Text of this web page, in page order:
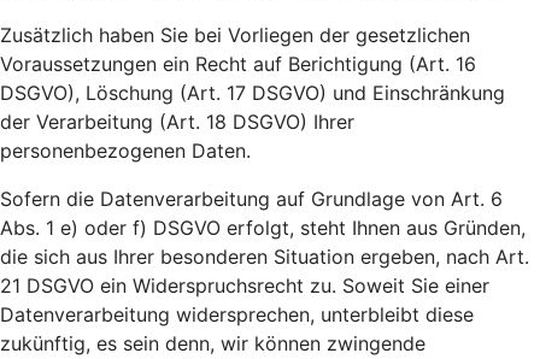
Zusätzlich haben Sie bei Vorliegen der gesetzlichen
Voraussetzungen ein Recht auf Berichtigung (Art. 16
DSGVO), Löschung (Art. 17 DSGVO) und Einschränkung
der Verarbeitung (Art. 18 DSGVO) Ihrer
personenbezogenen Daten.
Sofern die Datenverarbeitung auf Grundlage von Art. 6
Abs. 1 e) oder f) DSGVO erfolgt, steht Ihnen aus Gründen,
die sich aus Ihrer besonderen Situation ergeben, nach Art.
21 DSGVO ein Widerspruchsrecht zu. Soweit Sie einer
Datenverarbeitung widersprechen, unterbleibt diese
zukünftig, es sein denn, wir können zwingende